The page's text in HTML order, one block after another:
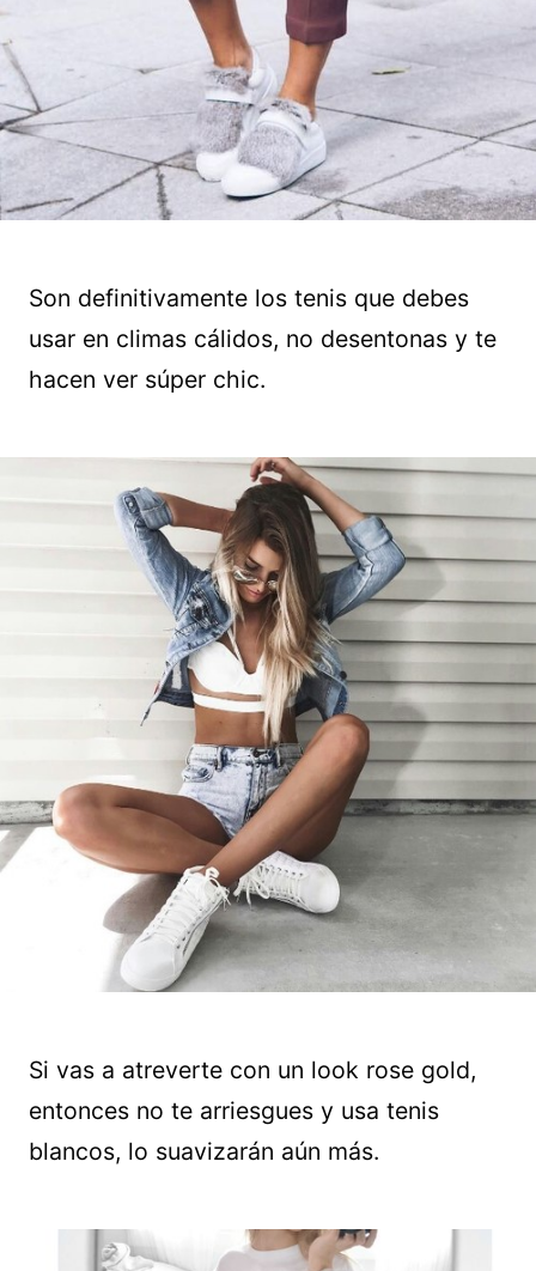
Son definitivamente los tenis que debes
usar en climas cálidos, no desentonas y te
hacen ver súper chic.
Si vas a atreverte con un look rose gold,
entonces no te arriesgues y usa tenis
blancos, lo suavizarán aún más.